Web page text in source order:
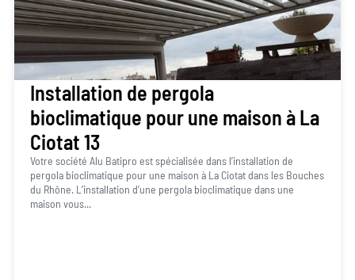
Installation de pergola
bioclimatique pour une maison à La
Ciotat 13
Votre société Alu Batipro est spécialisée dans l’installation de
pergola bioclimatique pour une maison à La Ciotat dans les Bouches
du Rhône. L’installation d’une pergola bioclimatique dans une
maison vous...